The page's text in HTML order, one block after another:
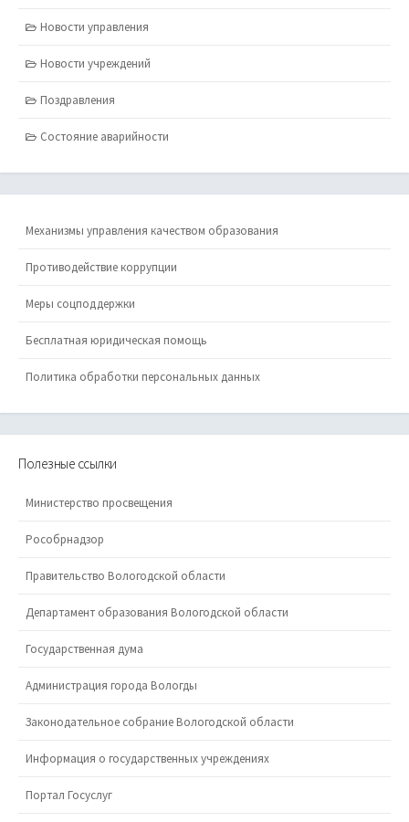
Новости управления
Новости учреждений
Поздравления
Состояние аварийности
Механизмы управления качеством образования
Противодействие коррупции
Меры соцподдержки
Бесплатная юридическая помощь
Политика обработки персональных данных
Полезные ссылки
Министерство просвещения
Рособрнадзор
Правительство Вологодской области
Департамент образования Вологодской области
Государственная дума
Администрация города Вологды
Законодательное собрание Вологодской области
Информация о государственных учреждениях
Портал Госуслуг